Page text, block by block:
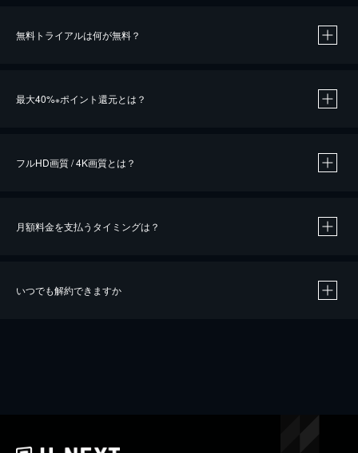
無料トライアルは何が無料？
最大40%※ポイント還元とは？
※40％ポイント還元の対象は、クレジットカード決済による作品の購入 / レンタルです。
iOSアプリのUコイン決済による作品の購入 / レンタルは、20％のポイント還元です。
フルHD画質 / 4K画質とは？
月額料金を支払うタイミングは？
いつでも解約できますか